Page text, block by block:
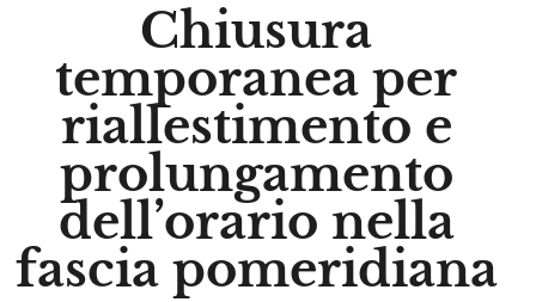
Chiusura
temporanea per
riallestimento e
prolungamento
dell’orario nella
fascia pomeridiana